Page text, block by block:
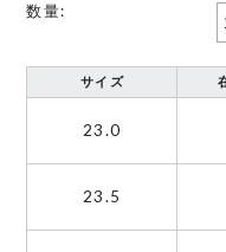
数量:
サイズ
23.0
23.5